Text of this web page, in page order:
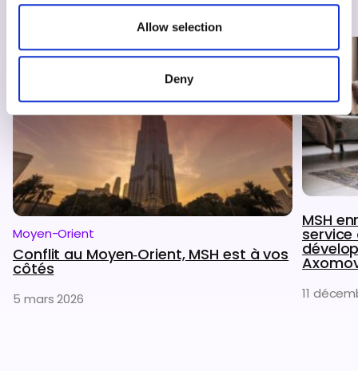
provided to them or that they’ve collected from your use
Allow selection
Deny
Moyen-Orient
Conflit au Moyen‑Orient, MSH est à vos
côtés
5 mars 2026
MSH
service
11